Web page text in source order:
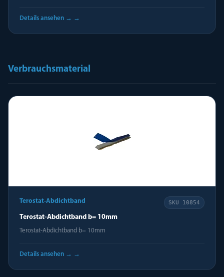
Details ansehen → →
Verbrauchsmaterial
Terostat-Abdichtband SKU 10854
Terostat-Abdichtband b= 10mm
Terostat-Abdichtband b= 10mm
Details ansehen → →